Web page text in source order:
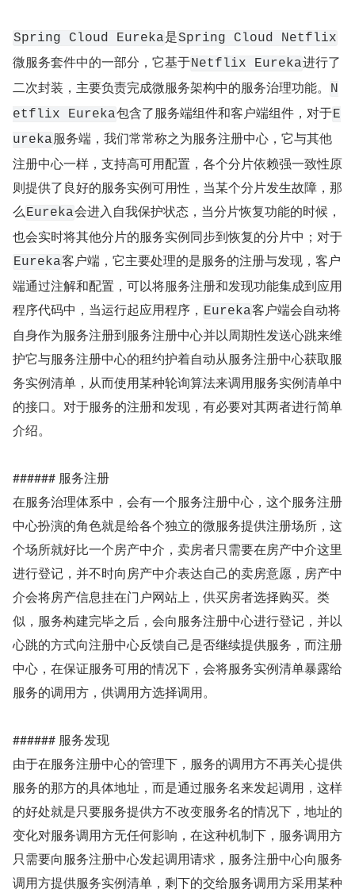
Spring Cloud Eureka是Spring Cloud Netflix
微服务套件中的一部分，它基于Netflix Eureka进行了
二次封装，主要负责完成微服务架构中的服务治理功能。
N
etflix Eureka包含了服务端组件和客户端组件，对于E
ureka服务端，我们常常称之为服务注册中心，它与其他
注册中心一样，支持高可用配置，各个分片依赖强一致性原
则提供了良好的服务实例可用性，当某个分片发生故障，那
么Eureka会进入自我保护状态，当分片恢复功能的时候，
也会实时将其他分片的服务实例同步到恢复的分片中；对于
Eureka客户端，它主要处理的是服务的注册与发现，客户
端通过注解和配置，可以将服务注册和发现功能集成到应用
程序代码中，当运行起应用程序， Eureka客户端会自动将
自身作为服务注册到服务注册中心并以周期性发送心跳来维
护它与服务注册中心的租约护着自动从服务注册中心获取服
务实例清单，从而使用某种轮询算法来调用服务实例清单中
的接口。对于服务的注册和发现，有必要对其两者进行简单
介绍。
###### 服务注册
在服务治理体系中，会有一个服务注册中心，这个服务注册
中心扮演的角色就是给各个独立的微服务提供注册场所，这
个场所就好比一个房产中介，卖房者只需要在房产中介这里
进行登记，并不时向房产中介表达自己的卖房意愿，房产中
介会将房产信息挂在门户网站上，供买房者选择购买。类
似，服务构建完毕之后，会向服务注册中心进行登记，并以
心跳的方式向注册中心反馈自己是否继续提供服务，而注册
中心，在保证服务可用的情况下，会将服务实例清单暴露给
服务的调用方，供调用方选择调用。
###### 服务发现
由于在服务注册中心的管理下，服务的调用方不再关心提供
服务的那方的具体地址，而是通过服务名来发起调用，这样
的好处就是只要服务提供方不改变服务名的情况下，地址的
变化对服务调用方无任何影响，在这种机制下，服务调用方
只需要向服务注册中心发起调用请求，服务注册中心向服务
调用方提供服务实例清单，剩下的交给服务调用方采用某种